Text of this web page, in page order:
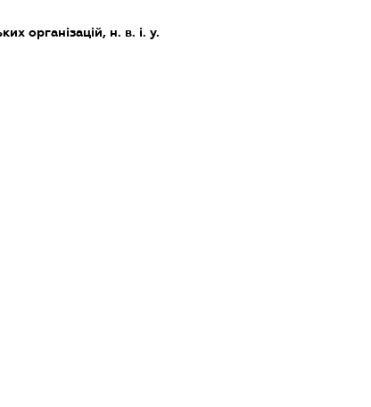
організацій, н. в. і. у.